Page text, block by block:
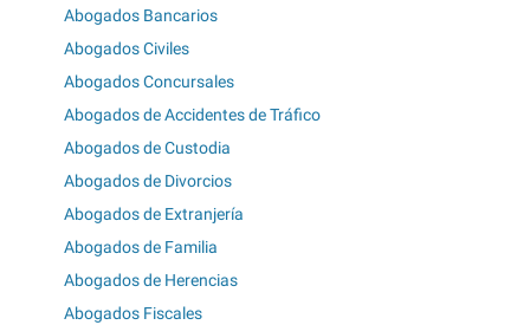
Abogados Bancarios
Abogados Civiles
Abogados Concursales
Abogados de Accidentes de Tráfico
Abogados de Custodia
Abogados de Divorcios
Abogados de Extranjería
Abogados de Familia
Abogados de Herencias
Abogados Fiscales